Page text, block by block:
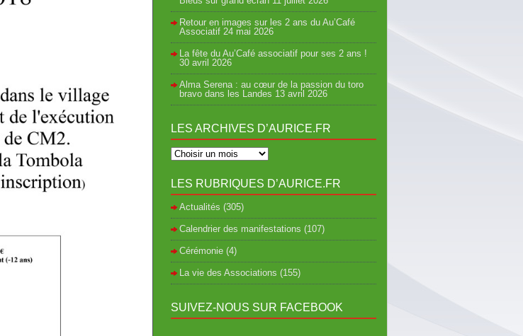
Retour en images sur les 2 ans du Au’Café
Associatif 24 mai 2026
La fête du Au’Café associatif pour ses 2 ans !
30 avril 2026
Alma Serena : au cœur de la passion du toro
bravo dans les Landes 13 avril 2026
LES ARCHIVES D’AURICE.FR
LES RUBRIQUES D’AURICE.FR
Actualités (305)
Calendrier des manifestations (107)
Cérémonie (4)
La vie des Associations (155)
SUIVEZ-NOUS SUR FACEBOOK